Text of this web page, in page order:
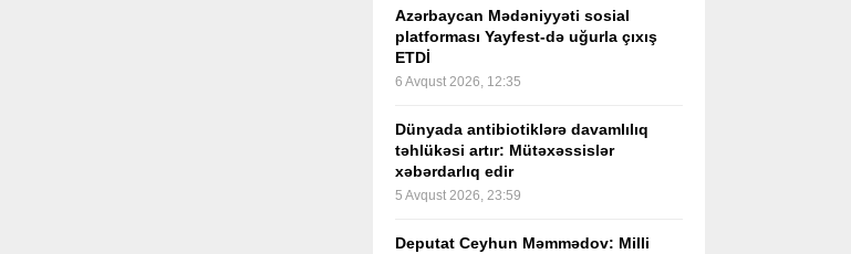
Azərbaycan Mədəniyyəti sosial
platforması Yayfest-də uğurla çıxış
ETDİ
6 Avqust 2026, 12:35
Dünyada antibiotiklərə davamlılıq
təhlükəsi artır: Mütəxəssislər
xəbərdarlıq edir
5 Avqust 2026, 23:59
Deputat Ceyhun Məmmədov: Milli